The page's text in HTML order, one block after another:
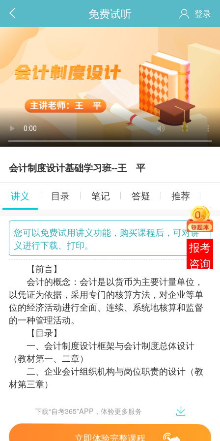
免费试听 登录
会计制度设计基础学习班--王 平
讲义 目录 笔记 答疑 推荐
您可以免费试用讲义功能，购买课程后，可对讲
义进行下载、打印。
【前言】
会计的概念：会计是以货币为主要计量单位，
以凭证为依据，采用专门的核算方法，对企业等单
位的经济活动进行全面、连续、系统地核算和监督
的一种管理活动。
【目录】
一、会计制度设计框架与会计制度总体设计
（教材第一、二章）
二、企业会计组织机构与岗位职责的设计（教
材第三章）
计（教材第四、十二章）
四、货币资金业务会计制度的设计
五、固定资产和无形资产业务会计制度的设计
下载“自考365”APP，体验更多服务
立即体验完整课程
报考
咨询